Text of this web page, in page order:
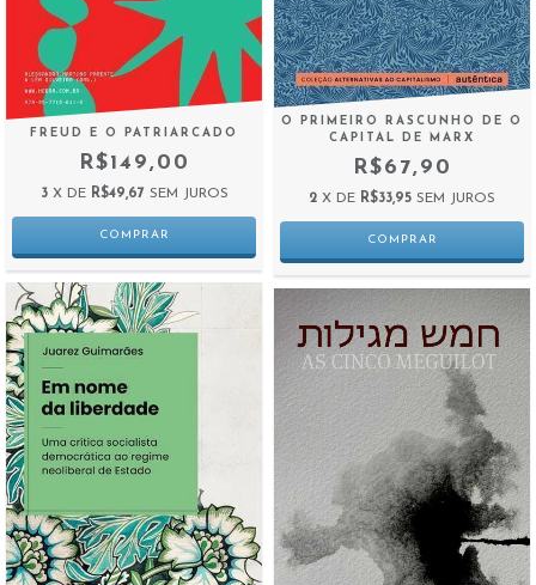
FREUD E O PATRIARCADO
R$149,00
3 X DE R$49,67 SEM JUROS
O PRIMEIRO RASCUNHO DE O
CAPITAL DE MARX
R$67,90
2 X DE R$33,95 SEM JUROS